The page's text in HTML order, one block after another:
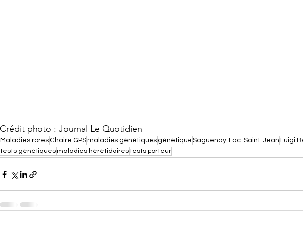
Crédit photo : Journal Le Quotidien
Maladies rares Chaire GPSmaladies génétiques génétique Saguenay-Lac-Saint-Jean Luigi
tests génétiquesmaladies hérétidairestests porteur